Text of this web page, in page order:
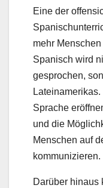
Eine der
mehr
Spanisch wird
gesprochen,
Sprache
und die
Menschen auf
kommunizieren.
Darüber hinaus